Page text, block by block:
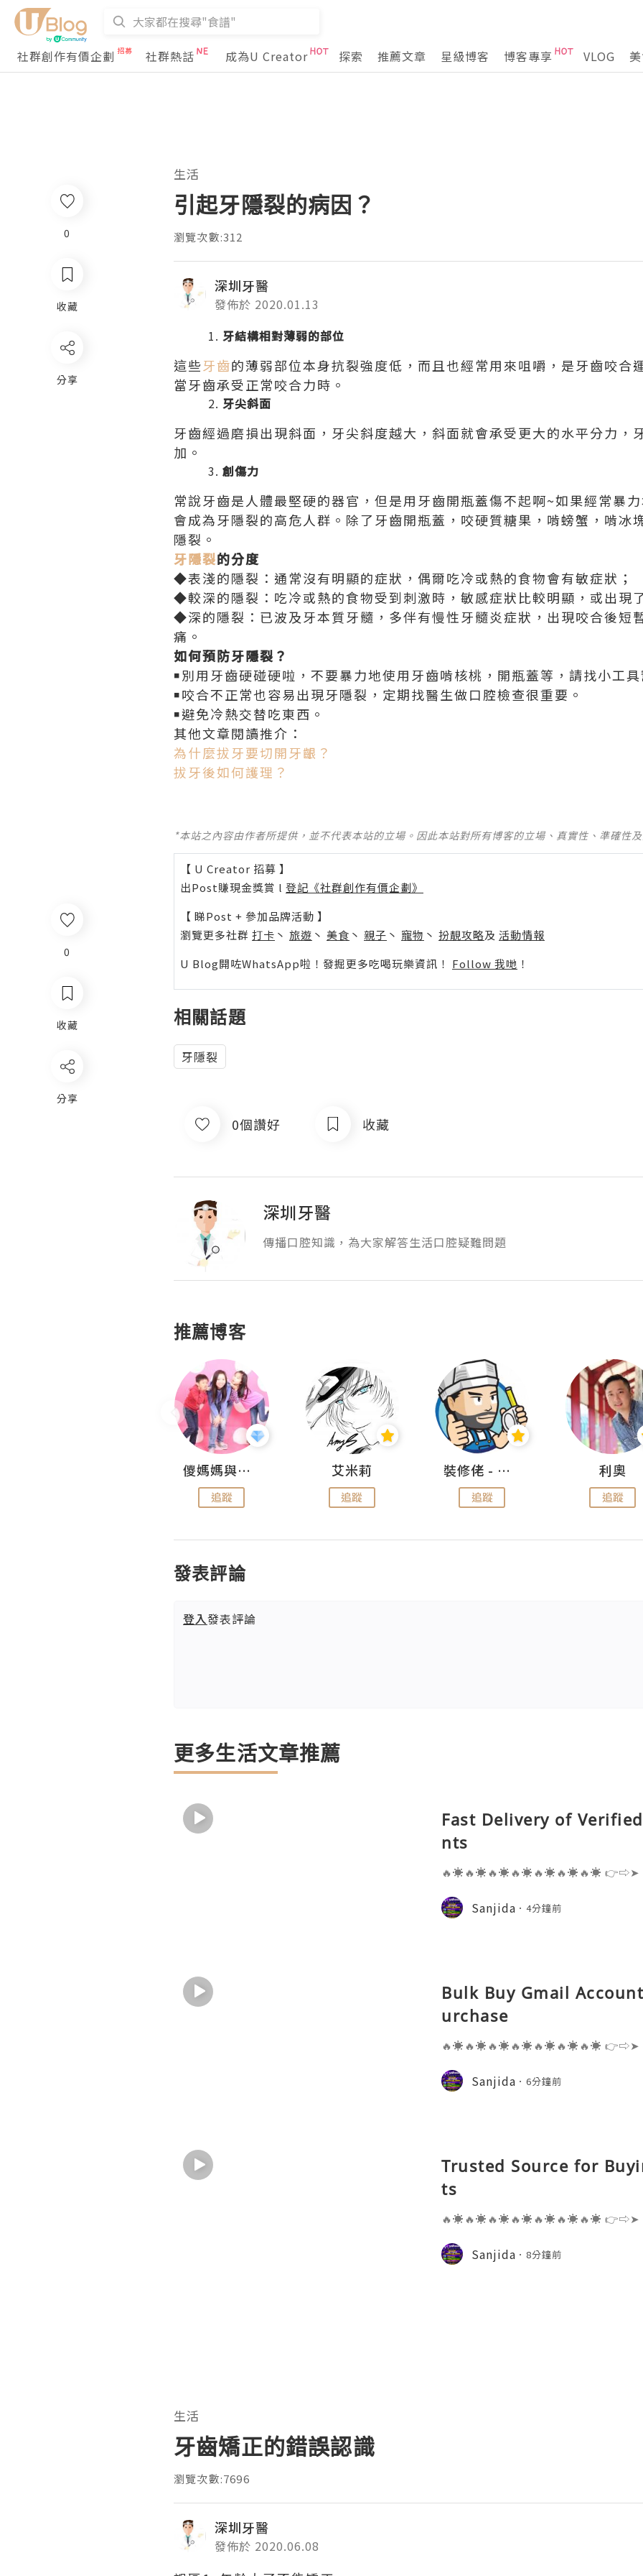
社群創作有價企劃 社群熱話 成為U Creator 探索 推薦文章 星級博客 博客專享 VLOG
0
收藏
分享
生活
引起牙隱裂的病因？
瀏覽次數:312
深圳牙醫
發佈於 2020.01.13
牙結構相對薄弱的部位
這些牙齒的薄弱部位本身抗裂強度低，而且也經常用來咀嚼，是牙齒咬合
當牙齒承受正常咬合力時。
牙尖斜面
牙齒經過磨損出現斜面，牙尖斜度越大，斜面就會承受更大的水平分力，
加。
創傷力
常說牙齒是人體最堅硬的器官，但是用牙齒開瓶蓋傷不起啊~如果經常暴
會成為牙隱裂的高危人群。除了牙齒開瓶蓋，咬硬質糖果，啃螃蟹，啃冰
隱裂。
牙隱裂的分度
◆表淺的隱裂：通常沒有明顯的症狀，偶爾吃冷或熱的食物會有敏症狀；
◆較深的隱裂：吃冷或熱的食物受到刺激時，敏感症狀比較明顯，或出現
◆深的隱裂：已波及牙本質牙髓，多伴有慢性牙髓炎症狀，出現咬合後短
痛。
如何預防牙隱裂？
￭別用牙齒硬碰硬啦，不要暴力地使用牙齒啃核桃，開瓶蓋等，請找小工
￭咬合不正常也容易出現牙隱裂，定期找醫生做口腔檢查很重要。
￭避免冷熱交替吃東西。
其他文章閱讀推介：
為什麼拔牙要切開牙齦？
拔牙後如何護理？
*本站之內容由作者所提供，並不代表本站的立場。因此本站對所有博客的立場、真實性、準確性
【 U Creator 招募 】
出Post賺現金獎賞 l 登記《社群創作有價企劃》
【 睇Post + 參加品牌活動 】
瀏覽更多社群 打卡 丶 旅遊 丶 美食 丶 親子 丶 寵物 丶 扮靚攻略及 活動情報
U Blog開咗WhatsApp啦！發掘更多吃喝玩樂資訊！ Follow 我哋 ！
相關話題
牙隱裂
0個讚好 收藏
深圳牙醫
傳播口腔知識，為大家解答生活口腔疑難問題
推薦博客
儍媽媽與兩隻小魔怪之家
追蹤
艾米莉
追蹤
裝修佬 - 香港一站式網上裝修平台
追蹤
利奧
追蹤
發表評論
登入發表評論
更多生活文章推薦
Fast Delivery of
nts
🔥☀️🔥☀️🔥☀️🔥☀️🔥☀️🔥☀️🔥☀️ 👉⇨➤
ail.com 👉⇨➤ Visit To Website:
s one of the most widely used
Sanjida 4分鐘前
Bulk Buy Gmail
urchase
🔥☀️🔥☀️🔥☀️🔥☀️🔥☀️🔥☀️🔥☀️ 👉⇨➤
ail.com 👉⇨➤ Visit To Website:
s one of the most widely used
Sanjida 6分鐘前
Trusted Source for
ts
🔥☀️🔥☀️🔥☀️🔥☀️🔥☀️🔥☀️🔥☀️ 👉⇨➤
ail.com 👉⇨➤ Visit To Website:
s one of the most widely used
Sanjida 8分鐘前
0
收藏
分享
生活
牙齒矯正的錯誤認識
瀏覽次數:7696
深圳牙醫
發佈於 2020.06.08